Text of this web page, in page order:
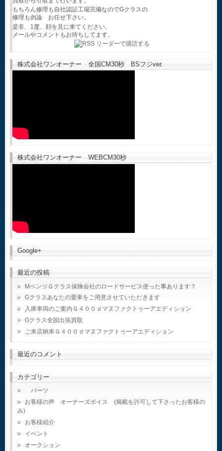
もちろん修理も自社認証工場完備なのでGクラスの
修理も勿論 お任せ下さい。
是非、1度、顔を見に来てください。
メールやコメントもお待ちしてます。
株式会社ワンオーナー 全国CM30秒 BSフジver.
株式会社ワンオーナー WEBCM30秒
Google+
最近の投稿
MベンツＧクラス保険会社のロードサービス使った事あります？
Gクラスあなたの愛車をご用意させていただきます
入庫車両のご案内Ｇ４００ｄマヌファクトゥーアエディション
Gクラス全国出張買取
ご来店納車Ｇ４００ｄマヌファクトゥーアエディション
最近のコメント
カテゴリー
パーツ
お客様の声 オーナーズボイス (掲載を許可して下さったお客様の
み)
お客様紹介
イベント
オークション